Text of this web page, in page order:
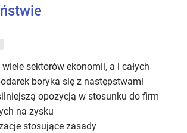
sektorów ekonomii, a i całych
boryka się z następstwami
opozycją w stosunku do firm
na zysku
stosujące zasady